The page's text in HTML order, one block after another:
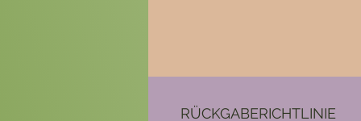
RÜCKGABERICHTLINIE